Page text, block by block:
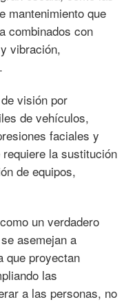
mantenimiento que
combinados con
vibración,
visión por
de vehículos,
faciales y
la sustitución
de equipos,
un verdadero
asemejan a
que proyectan
las
a las personas, no